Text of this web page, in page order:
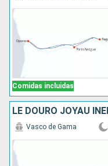
Comidas incluidas
Vasco de Gama